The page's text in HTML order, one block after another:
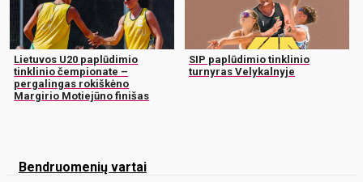
Lietuvos U20 paplūdimio
tinklinio čempionate –
pergalingas rokiškėno
Margirio Motiejūno finišas
SIP paplūdimio tinklinio
turnyras Velykalnyje
Bendruomenių vartai